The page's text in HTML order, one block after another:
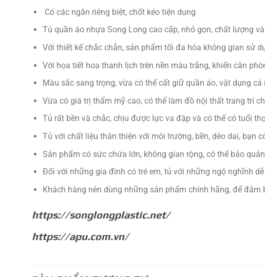
Có các ngăn riêng biệt, chốt kéo tiện dụng
Tủ quần áo nhựa Song Long cao cấp, nhỏ gọn, chất lượng
Với thiết kế chắc chắn, sản phẩm tối đa hóa không gian sử
Với họa tiết hoa thanh lịch trên nền màu trắng, khiến căn
Màu sắc sang trọng, vừa có thể cất giữ quần áo, vật dụng cá
Vừa có giá trị thẩm mỹ cao, có thể làm đồ nội thất trang trí
Tủ rất bền và chắc, chịu được lực va đập và có thể có tuổi
Tủ với chất liệu thân thiện với môi trường, bền, dẻo dai, bạn
Sản phẩm có sức chứa lớn, không gian rộng, có thể bảo
Đối với những gia đình có trẻ em, tủ với những ngộ nghĩnh
Khách hàng nên dùng những sản phẩm chính hãng, để
https://songlongplastic.net/
https://apu.com.vn/